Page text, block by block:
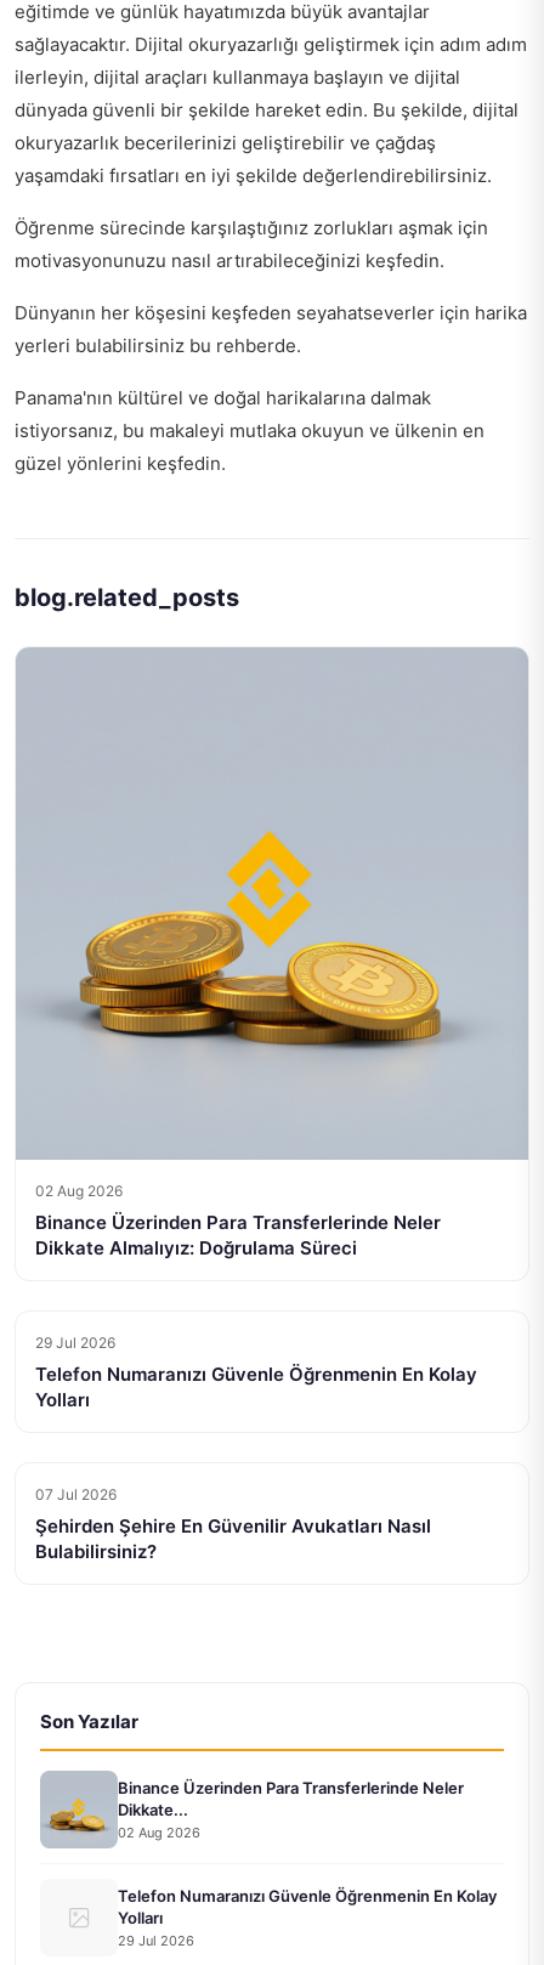
eğitimde ve günlük hayatımızda büyük avantajlar
sağlayacaktır. Dijital okuryazarlığı geliştirmek için adım adım
ilerleyin, dijital araçları kullanmaya başlayın ve dijital
dünyada güvenli bir şekilde hareket edin. Bu şekilde, dijital
okuryazarlık becerilerinizi geliştirebilir ve çağdaş
yaşamdaki fırsatları en iyi şekilde değerlendirebilirsiniz.
Öğrenme sürecinde karşılaştığınız zorlukları aşmak için
motivasyonunuzu nasıl artırabileceğinizi keşfedin.
Dünyanın her köşesini keşfeden seyahatseverler için harika
yerleri bulabilirsiniz bu rehberde.
Panama'nın kültürel ve doğal harikalarına dalmak
istiyorsanız, bu makaleyi mutlaka okuyun ve ülkenin en
güzel yönlerini keşfedin.
blog.related_posts
02 Aug 2026
Binance Üzerinden Para Transferlerinde Neler
Dikkate Almalıyız: Doğrulama Süreci
29 Jul 2026
Telefon Numaranızı Güvenle Öğrenmenin En Kolay
Yolları
07 Jul 2026
Şehirden Şehire En Güvenilir Avukatları Nasıl
Bulabilirsiniz?
Son Yazılar
Binance Üzerinden Para Transferlerinde Neler
Dikkate...
02 Aug 2026
Telefon Numaranızı Güvenle Öğrenmenin En Kolay
Yolları
29 Jul 2026